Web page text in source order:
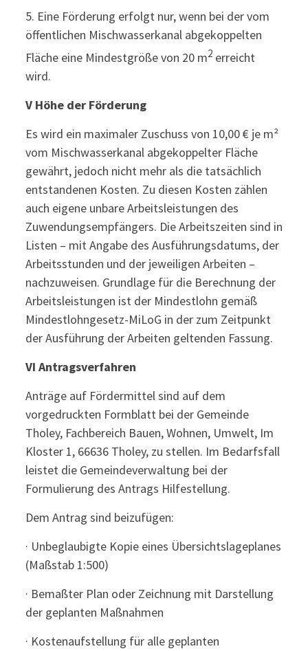
5. Eine Förderung erfolgt nur, wenn bei der vom
öffentlichen Mischwasserkanal abgekoppelten
Fläche eine Mindestgröße von 20 m2erreicht
wird.
V Höhe der Förderung
Es wird ein maximaler Zuschuss von 10,00 € je m²
vom Mischwasserkanal abgekoppelter Fläche
gewährt, jedoch nicht mehr als die tatsächlich
entstandenen Kosten. Zu diesen Kosten zählen
auch eigene unbare Arbeitsleistungen des
Zuwendungsempfängers. Die Arbeitszeiten sind in
Listen – mit Angabe des Ausführungsdatums, der
Arbeitsstunden und der jeweiligen Arbeiten –
nachzuweisen. Grundlage für die Berechnung der
Arbeitsleistungen ist der Mindestlohn gemäß
Mindestlohngesetz-MiLoG in der zum Zeitpunkt
der Ausführung der Arbeiten geltenden Fassung.
VI Antragsverfahren
Anträge auf Fördermittel sind auf dem
vorgedruckten Formblatt bei der Gemeinde
Tholey, Fachbereich Bauen, Wohnen, Umwelt, Im
Kloster 1, 66636 Tholey, zu stellen. Im Bedarfsfall
leistet die Gemeindeverwaltung bei der
Formulierung des Antrags Hilfestellung.
Dem Antrag sind beizufügen:
· Unbeglaubigte Kopie eines Übersichtslageplanes
(Maßstab 1:500)
· Bemaßter Plan oder Zeichnung mit Darstellung
der geplanten Maßnahmen
· Kostenaufstellung für alle geplanten